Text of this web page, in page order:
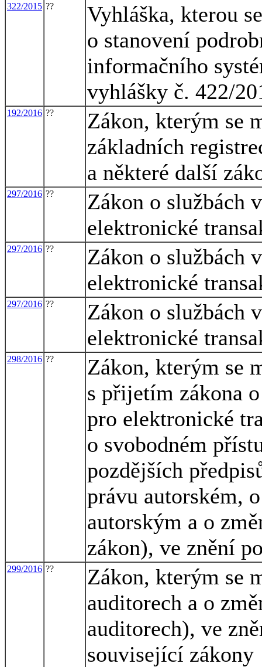
322/2015 ??
Vyhláška, kterou
o stanovení
informačního
vyhlášky č. 422/
192/2016 ??
Zákon, kterým se
základních
a některé další
297/2016 ??
Zákon o službách
elektronické
297/2016 ??
Zákon o službách
elektronické
297/2016 ??
Zákon o službách
elektronické
298/2016 ??
Zákon, kterým se
s přijetím zákona
pro elektronické
o svobodném
pozdějších
právu autorském,
autorským a o
zákon), ve znění
299/2016 ??
Zákon, kterým se
auditorech a o
auditorech), ve
související zákony